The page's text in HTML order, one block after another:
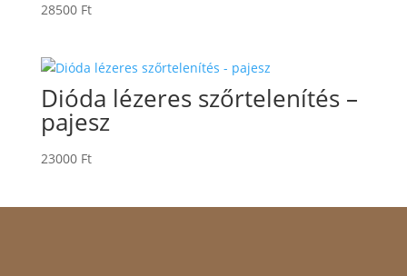
28500 Ft
Dióda lézeres szőrtelenítés –
pajesz
23000 Ft